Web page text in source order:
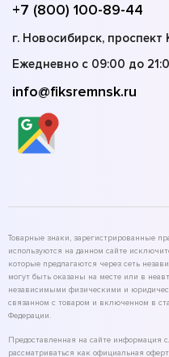
+7 (800) 100-89-44
г. Новосибирск,
Ежедневно с 09:00 до
info@fiksremnsk.ru
Товарные знаки, зарегистрированные
используются на данном сайте
которые предлагаются через сеть
могут быть оказаны на месте или в
независимыми физическими и
связанном с товаром и включенном в
Федерации.
Предоставленная на сайте информация
рассматриваться как официальная